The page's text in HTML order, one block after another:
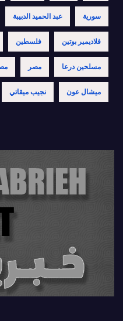
سورية عبد الحميد الدبيبة
فلاديمير بوتين فلسطين
مسلحين درعا مصر
ميشال عون نجيب ميقاتي